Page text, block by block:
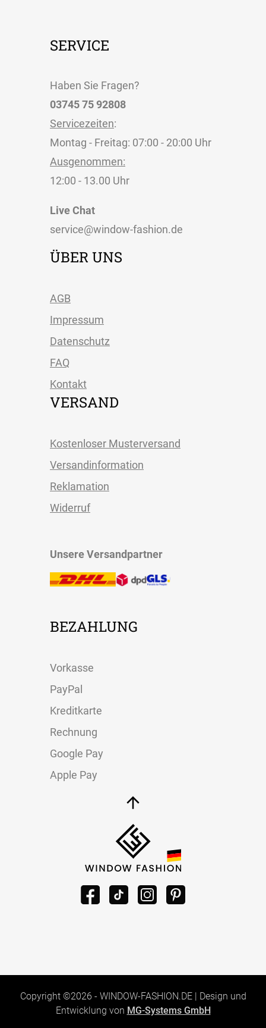
SERVICE
Haben Sie Fragen?
03745 75 92808
Servicezeiten:
Montag - Freitag: 07:00 - 20:00 Uhr
Ausgenommen:
12:00 - 13.00 Uhr
Live Chat
service@window-fashion.de
ÜBER UNS
AGB
Impressum
Datenschutz
FAQ
Kontakt
VERSAND
Kostenloser Musterversand
Versandinformation
Reklamation
Widerruf
Unsere Versandpartner
BEZAHLUNG
Vorkasse
PayPal
Kreditkarte
Rechnung
Google Pay
Apple Pay
Copyright ©2026 - WINDOW-FASHION.DE|
Design und
Entwicklung von MG-Systems GmbH